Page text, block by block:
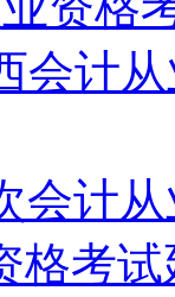
会计
会计
格考